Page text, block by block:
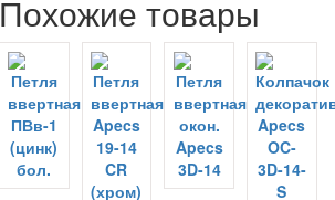
Похожие товары